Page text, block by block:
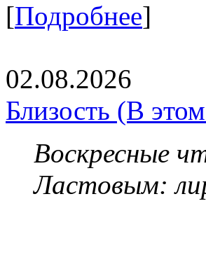
[Подробнее]
02.08.2026
Близость (В
Воскресные
Ластовым: